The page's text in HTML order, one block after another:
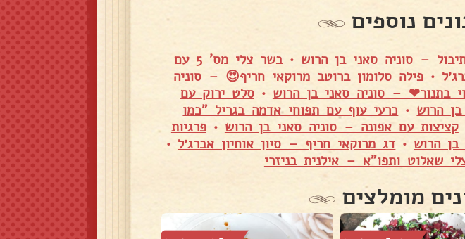
נוספים
– סוניה סאני בן הרוש •
בשר צלי מס' 5 עם
•פילה סלומון ברוטב מרוקאי חריף😍 – סוניה
בתנור❤ – סוניה סאני בן הרוש •סלט ירוק עם
הרוש • כרעי עוף עם תפוחי אדמה בגריל "כמו
קציצות עם אפונה – סוניה סאני בן הרוש •פרגיות
הרוש • דג מרוקאי חריף – סיון אוחיון אברג׳ל •
שאלוט ותפו"א – אילנית בניזרי
מומלצים